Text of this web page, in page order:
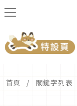
首頁 關鍵字列表